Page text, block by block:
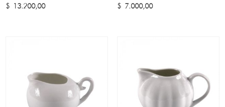
$ 13.200,00 $7.000,00